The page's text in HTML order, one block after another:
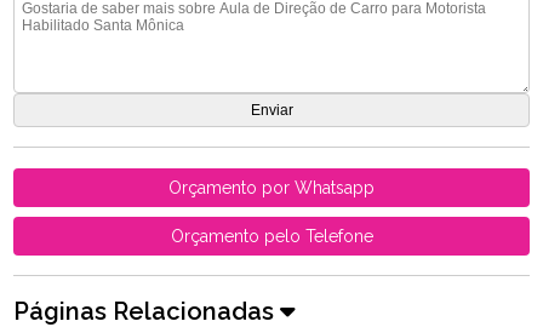
Orçamento por Whatsapp
Orçamento pelo Telefone
Páginas Relacionadas